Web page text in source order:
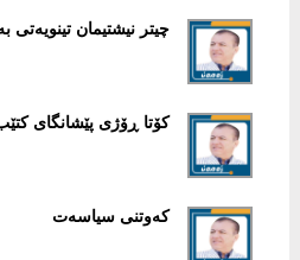
چیتر نیشتیمان
کۆتا ڕۆژی پێشانگای
کەوتنی سیاسەت